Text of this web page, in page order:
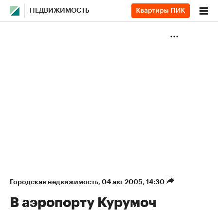
НЕДВИЖИМОСТЬ
Городская недвижимость⁠, 04 авг 2005, 14:30
В аэропорту Курумоч